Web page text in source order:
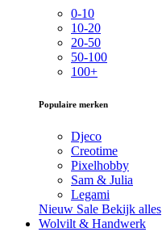
0-10
10-20
20-50
50-100
100+
Populaire merken
Djeco
Creotime
Pixelhobby
Sam & Julia
Legami
Nieuw Sale Bekijk alles
Wolvilt & Handwerk